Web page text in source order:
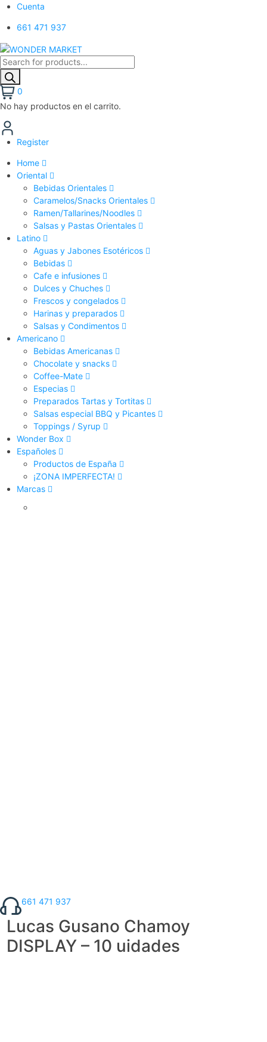
Cuenta
661 471 937
0
No hay productos en el carrito.
Register
Home
Oriental
Bebidas Orientales
Caramelos/Snacks Orientales
Ramen/Tallarines/Noodles
Salsas y Pastas Orientales
Latino
Aguas y Jabones Esotéricos
Bebidas
Cafe e infusiones
Dulces y Chuches
Frescos y congelados
Harinas y preparados
Salsas y Condimentos
Americano
Bebidas Americanas
Chocolate y snacks
Coffee-Mate
Especias
Preparados Tartas y Tortitas
Salsas especial BBQ y Picantes
Toppings / Syrup
Wonder Box
Españoles
Productos de España
¡ZONA IMPERFECTA!
Marcas
661 471 937
Lucas Gusano Chamoy
DISPLAY – 10 uidades